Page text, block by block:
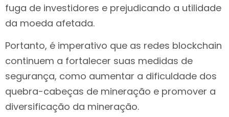
fuga de investidores e prejudicando a utilidade
da moeda afetada.
Portanto, é imperativo que as redes blockchain
continuem a fortalecer suas medidas de
segurança, como aumentar a dificuldade dos
quebra-cabeças de mineração e promover a
diversificação da mineração.